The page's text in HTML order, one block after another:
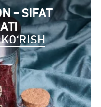
– SIFAT